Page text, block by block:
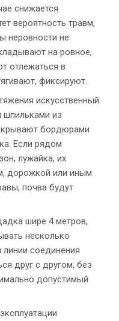
снижается
вероятность травм,
неровности не
на ровное,
отлежаться в
фиксируют.
искусственный
шпильками из
бордюрами
Если рядом
лужайка, их
дорожкой или иным
почва будут
шире 4 метров,
несколько
соединения
друг с другом, без
допустимый